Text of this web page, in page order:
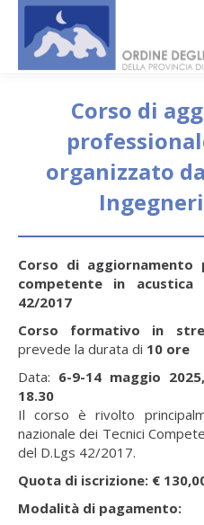
Corso di
organizzato
Corso di aggiornamento
competente in
42/2017
Corso formativo in
prevede la durata di 10 ore
Data: 6-9-14 maggio
18.30
Il corso è rivolto
nazionale dei Tecnici
del D.Lgs 42/2017.
Quota di iscrizione: €
Modalità di pagamento: